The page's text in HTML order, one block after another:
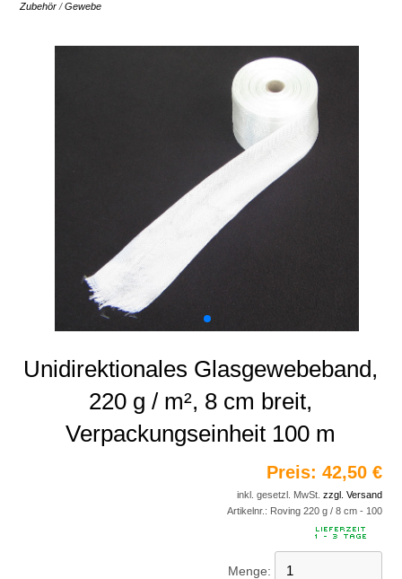
Zubehör /Gewebe
Unidirektionales Glasgewebeband,
220 g / m², 8 cm breit,
Verpackungseinheit 100 m
Preis: 42,50 €
inkl. gesetzl. MwSt. zzgl. Versand
Artikelnr.: Roving 220 g / 8 cm - 100
Menge: